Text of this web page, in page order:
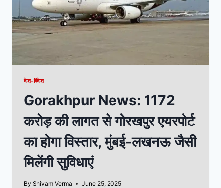
देश-विदेश
Gorakhpur News: 1172
करोड़ की लागत से गोरखपुर एयरपोर्ट
का होगा विस्तार, मुंबई-लखनऊ जैसी
मिलेंगी सुविधाएं
By Shivam Verma June 25, 2025